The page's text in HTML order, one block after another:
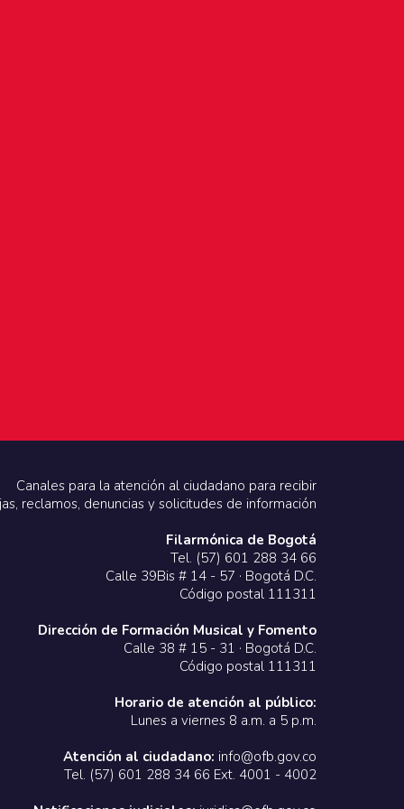
Canales para la atención al ciudadano para recibir
reclamos, denuncias y solicitudes de información
Filarmónica de Bogotá
Tel. (57) 601 288 34 66
Calle 39Bis # 14 - 57 · Bogotá D.C.
Código postal 111311
Dirección de Formación Musical y Fomento
Calle 38 # 15 - 31 · Bogotá D.C.
Código postal 111311
Horario de atención al público:
Lunes a viernes 8 a.m. a 5 p.m.
Atención al ciudadano: info@ofb.gov.co
Tel. (57) 601 288 34 66 Ext. 4001 - 4002